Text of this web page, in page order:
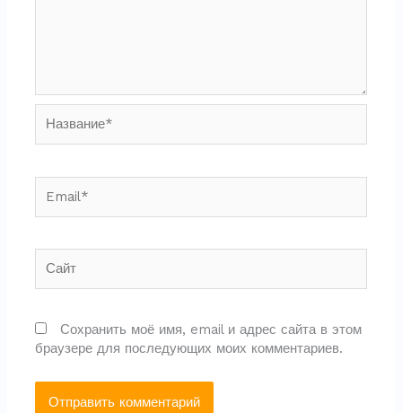
Сохранить моё имя, email и адрес сайта в этом
браузере для последующих моих комментариев.